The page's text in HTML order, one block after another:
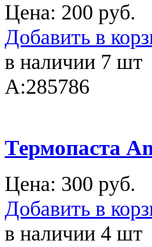
Цена: 200 руб.
Добавить в
в наличии 7 шт
A:285786
Термопаста
Цена: 300 руб.
Добавить в
в наличии 4 шт